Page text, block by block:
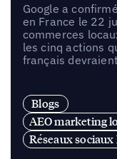
Google a
en France le 22
commerces
les cinq actions
français
Blogs
AEO marketing
Réseaux